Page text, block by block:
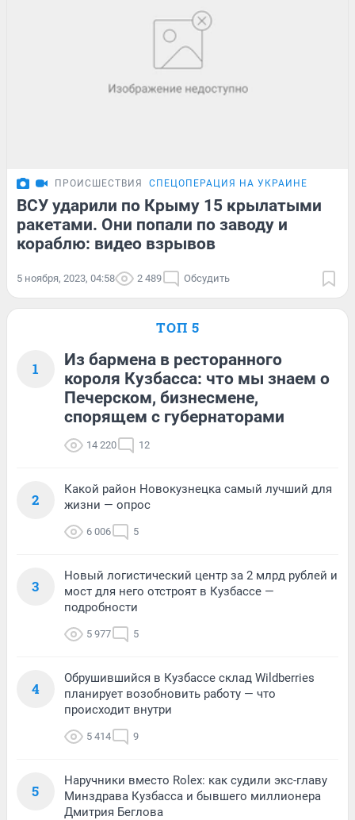
ПРОИСШЕСТВИЯ СПЕЦОПЕРАЦИЯ НА УКРАИНЕ
ВСУ ударили по Крыму 15 крылатыми
ракетами. Они попали по заводу и
кораблю: видео взрывов
5 ноября, 2023, 04:58 2 489 Обсудить
ТОП 5
1
Из бармена в ресторанного
короля Кузбасса: что мы знаем о
Печерском, бизнесмене,
спорящем с губернаторами
14 220 12
2
Какой район Новокузнецка самый лучший для
жизни — опрос
6 006 5
3
Новый логистический центр за 2 млрд рублей и
мост для него отстроят в Кузбассе —
подробности
5 977 5
4
Обрушившийся в Кузбассе склад Wildberries
планирует возобновить работу — что
происходит внутри
5 414 9
5
Наручники вместо Rolex: как судили экс-главу
Минздрава Кузбасса и бывшего миллионера
Дмитрия Беглова